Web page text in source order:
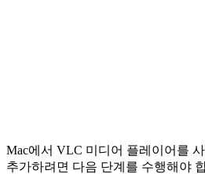
Mac에서 VLC 미디어 플레이어를
추가하려면 다음 단계를 수행해야